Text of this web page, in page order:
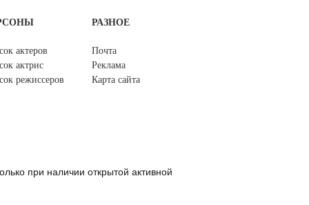
актеров
актрис
режиссеров
РАЗНОЕ
Почта
Реклама
Карта сайта
при наличии открытой активной